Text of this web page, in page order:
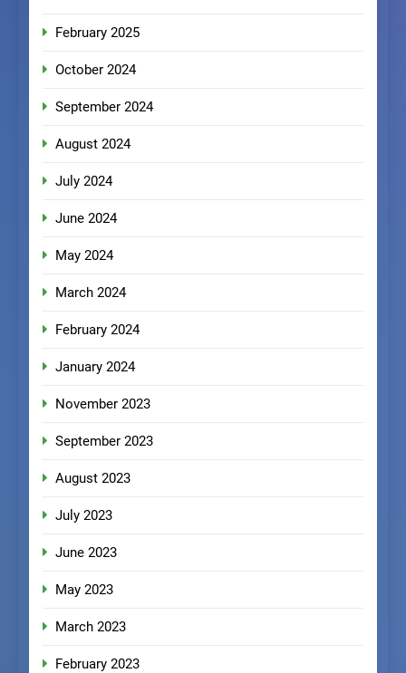
February 2025
October 2024
September 2024
August 2024
July 2024
June 2024
May 2024
March 2024
February 2024
January 2024
November 2023
September 2023
August 2023
July 2023
June 2023
May 2023
March 2023
February 2023